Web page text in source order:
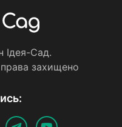
Iдея-Сад.
захищено